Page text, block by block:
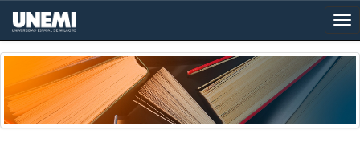
Skip
navigation